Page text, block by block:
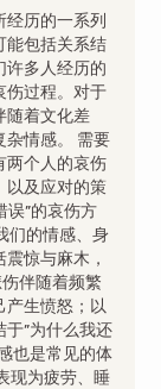
历的一系列
能包括关系结
许多人经历的
伤过程。对于
随着文化差
杂情感。 需要
两个人的哀伤
以及应对的策
误”的哀伤方
们的情感、身
惊与麻木，
伴随着频繁
产生愤怒；以
”为什么我还
也是常见的体
现为疲劳、睡